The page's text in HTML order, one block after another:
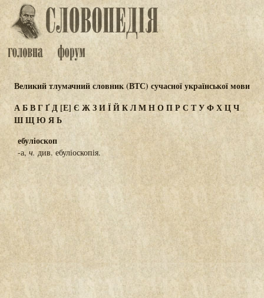
Великий тлумачний словник (ВТС) сучасної української мови
АБВГҐД[Е] Є ЖЗИЇЙКЛМНОПР СТУФХЦЧ
ШЩЮЯЬ
ебуліоскоп
-а, ч. див. ебуліоскопія.